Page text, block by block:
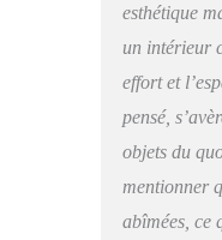
esthétique
un intérieur
effort et
pensé,
objets du
mentionner
abîmées, ce